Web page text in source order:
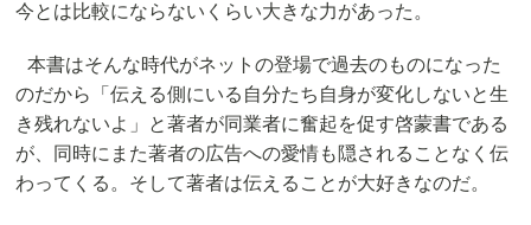
今とは比較にならないくらい大きな力があった。
本書はそんな時代がネットの登場で過去のものになった
のだから「伝える側にいる自分たち自身が変化しないと生
き残れないよ」と著者が同業者に奮起を促す啓蒙書である
が、同時にまた著者の広告への愛情も隠されることなく伝
わってくる。そして著者は伝えることが大好きなのだ。